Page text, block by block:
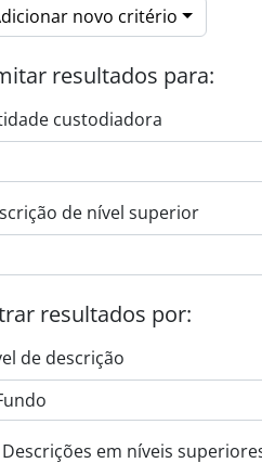
novo critério
resultados para:
custodiadora
de nível superior
resultados por:
de descrição
de descrição de
Descrições em níveis